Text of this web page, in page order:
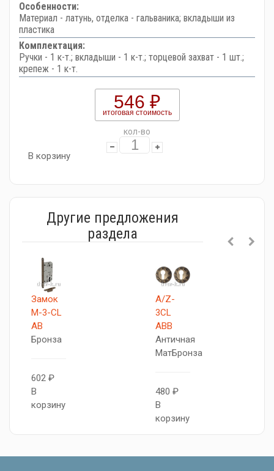
Особенности:
Материал - латунь, отделка - гальваника; вкладыши из
пластика
Комплектация:
Ручки - 1 к-т.; вкладыши - 1 к-т.; торцевой захват - 1 шт.;
крепеж - 1 к-т.
546 ₽
итоговая стоимость
кол-во
В корзину
Другие предложения
раздела
Замок
M-3-CL
AB
Бронза
602 ₽
В
корзину
A/Z-
3CL
ABB
Античная
МатБронза
480 ₽
В
корзину